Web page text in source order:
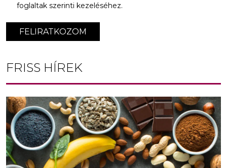
FELIRATKOZOM
foglaltak szerinti kezeléséhez.
FRISS HÍREK